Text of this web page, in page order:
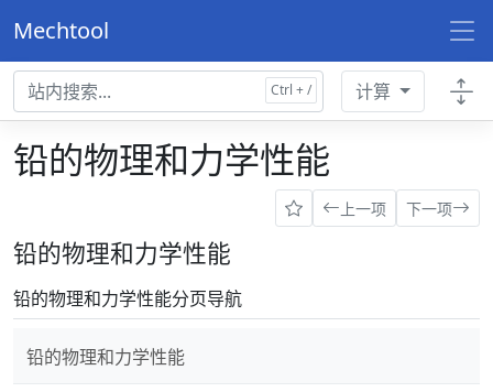
Mechtool
计算
铅的物理和力学性能
上一项 下一项
铅的物理和力学性能
铅的物理和力学性能分页导航
铅的物理和力学性能